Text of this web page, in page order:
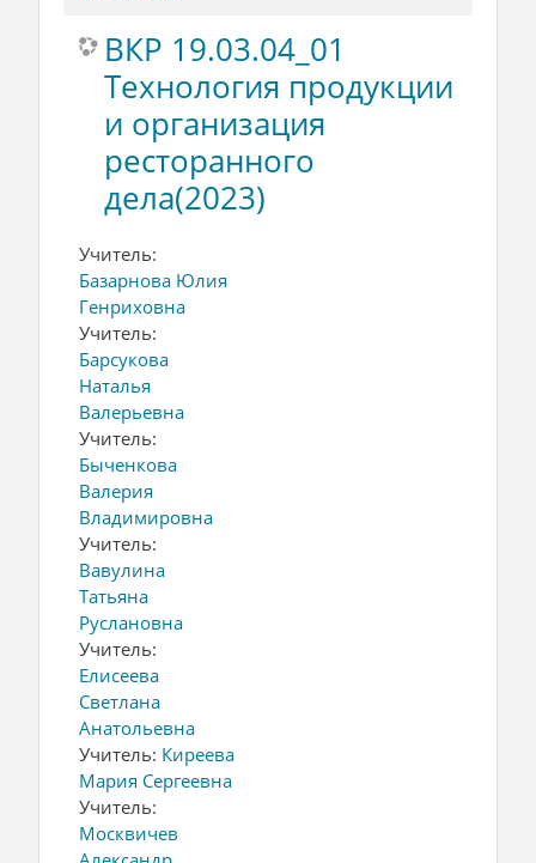
ВКР 19.03.04_01
Технология продукции
и организация
ресторанного
дела(2023)
Учитель:
Базарнова Юлия
Генриховна
Учитель:
Барсукова
Наталья
Валерьевна
Учитель:
Быченкова
Валерия
Владимировна
Учитель:
Вавулина
Татьяна
Руслановна
Учитель:
Елисеева
Светлана
Анатольевна
Учитель: Киреева
Мария Сергеевна
Учитель:
Москвичев